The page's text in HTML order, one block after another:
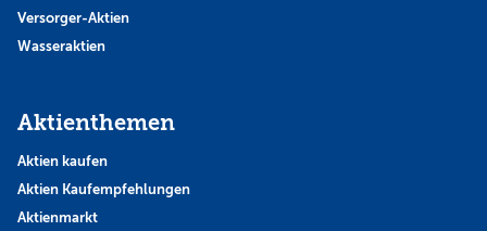
Versorger-Aktien
Wasseraktien
Aktienthemen
Aktien kaufen
Aktien Kaufempfehlungen
Aktienmarkt